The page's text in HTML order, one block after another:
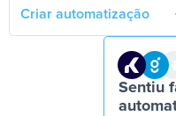
Criar automatização
Sentiu